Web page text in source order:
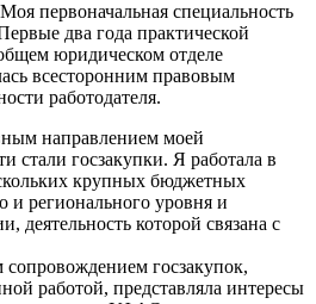
первоначальная специальность
два года практической
юридическом отделе
всесторонним правовым
работодателя.
направлением моей
стали госзакупки. Я работала в
крупных бюджетных
и регионального уровня и
деятельность которой связана с
госзакупок,
работой, представляла интересы